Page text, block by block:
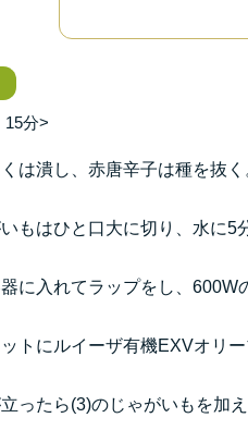
15分>
は潰し、赤唐辛子は種を抜く
もはひと口大に切り、水に5
に入れてラップをし、600W
トにルイーザ有機EXVオリ
ったら(3)のじゃがいもを加